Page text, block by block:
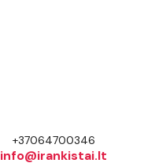
+37064700346
info@irankistai.lt